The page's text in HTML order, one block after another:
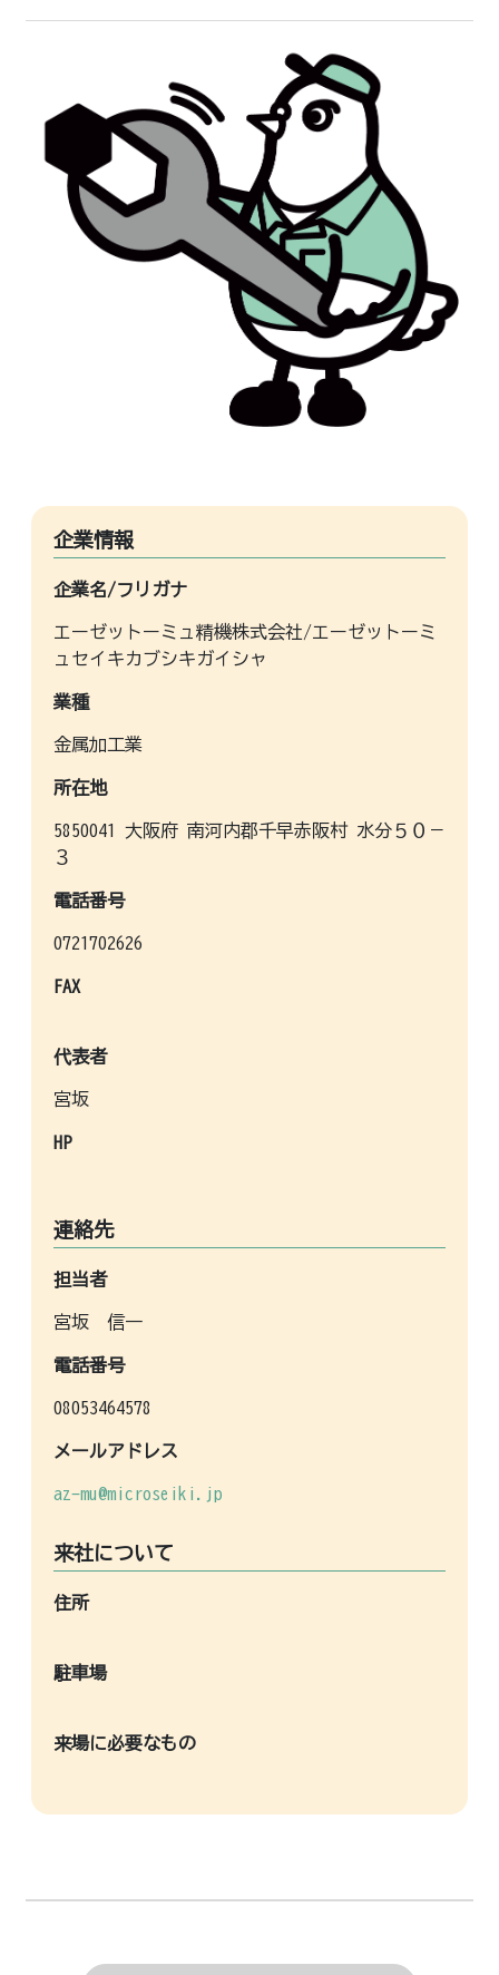
企業情報
企業名/フリガナ
エーゼットーミュ精機株式会社/エーゼットーミ
ュセイキカブシキガイシャ
業種
金属加工業
所在地
5850041 大阪府 南河内郡千早赤阪村 水分５０－
３
電話番号
0721702626
FAX
代表者
宮坂
HP
連絡先
担当者
宮坂 信一
電話番号
08053464578
メールアドレス
az-mu@microseiki.jp
来社について
住所
駐車場
来場に必要なもの